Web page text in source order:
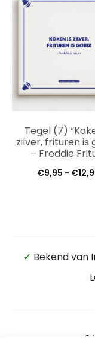
Tegel (7)
zilver, frituren is
– Freddie
€9,95 - €
✓ Bekend van